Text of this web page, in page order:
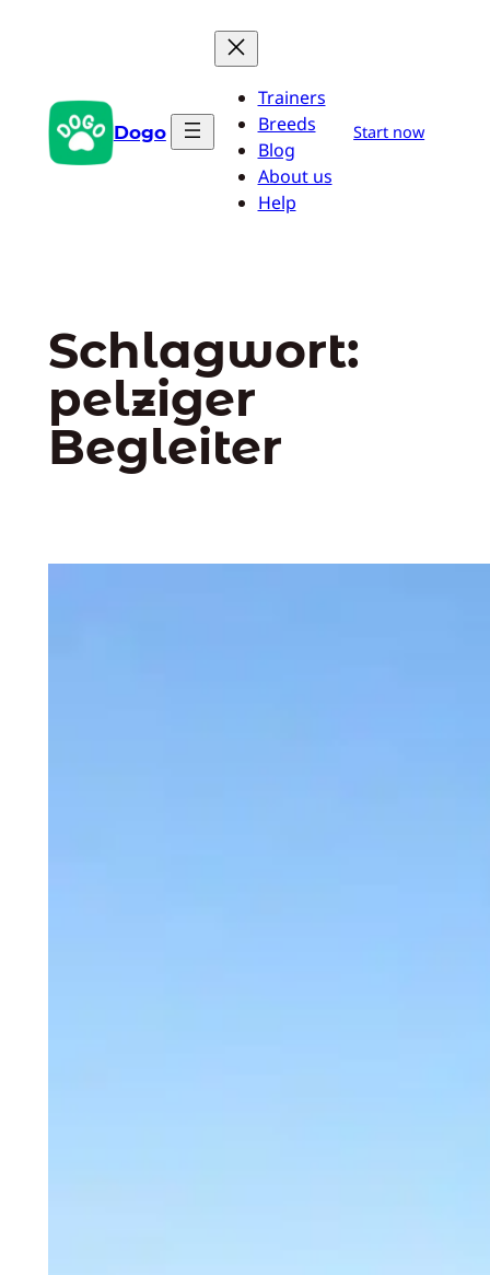
Dogo
Trainers
Breeds
Blog
About us
Help
Start now
Schlagwort:
pelziger
Begleiter